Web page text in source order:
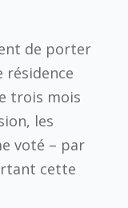
de porter
résidence
trois mois
les
voté – par
cette